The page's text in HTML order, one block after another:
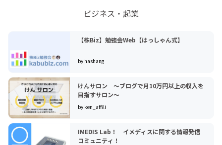
ビジネス・起業
【株Biz】勉強会Web【はっしゃん式】
by hashang
けんサロン 〜ブログで月10万円以上の収入を
目指すサロン〜
by ken_affili
IMEDIS Lab！ イメディスに関する情報発信
コミュニティ！